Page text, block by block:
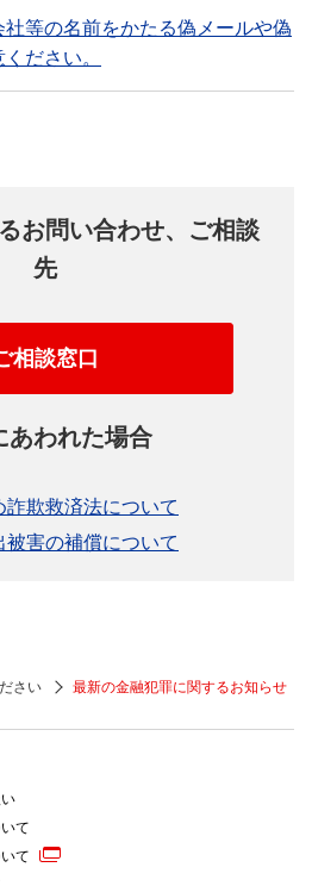
等の名前をかたる偽メールや偽
ださい。
お問い合わせ、ご相談
先
相談窓口
あわれた場合
詐欺救済法について
被害の補償について
さい 最新の金融犯罪に関するお知らせ
て
て